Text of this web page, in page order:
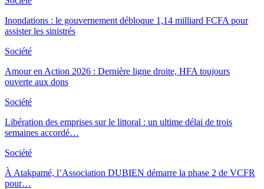
Inondations : le gouvernement débloque 1,14 milliard FCFA pour
assister les sinistrés
Société
Amour en Action 2026 : Dernière ligne droite, HFA toujours
ouverte aux dons
Société
Libération des emprises sur le littoral : un ultime délai de trois
semaines accordé…
Société
À Atakpamé, l’Association DUBIEN démarre la phase 2 de VCFR
pour…